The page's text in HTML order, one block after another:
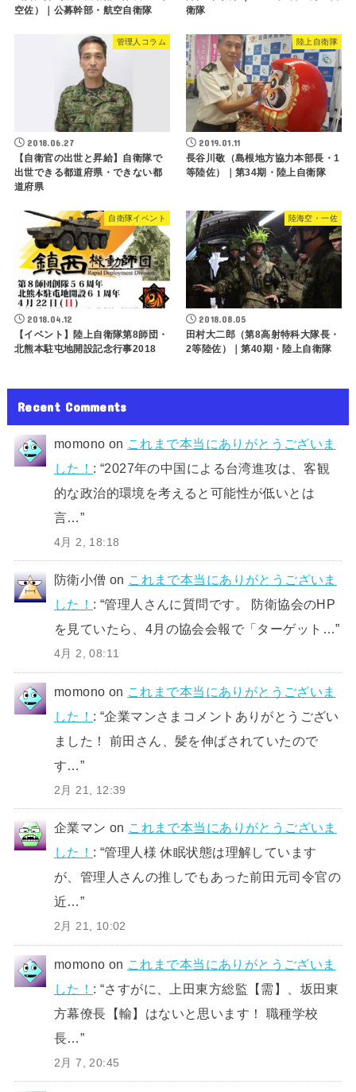
空佐）｜公募幹部・航空自衛隊
衛隊
管理人コラム
2018.06.27
【自衛官の出世と昇給】自衛隊で
出世できる都道府県・できない都
道府県
陸上自衛隊
2019.01.11
長谷川敬（島根地方協力本部長・1
等陸佐）｜第34期・陸上自衛隊
自衛隊イベント
2018.04.12
【イベント】陸上自衛隊第8師団・
北熊本駐屯地開設記念行事2018
陸海空・一佐
2018.08.05
田村大二郎（第8高射特科大隊長・
2等陸佐）｜第40期・陸上自衛隊
Recent Comments
momono on これまで本当にありがとうございま
した！ : “2027年の中国による台湾進攻は、客観
的な政治的環境を考えると可能性が低いとは
言…”
4月 2, 18:18
防衛小僧 on これまで本当にありがとうございま
した！ : “管理人さんに質問です。 防衛協会のHP
を見ていたら、4月の協会会報で「ターゲット…”
4月 2, 08:11
momono on これまで本当にありがとうございま
した！ : “企業マンさまコメントありがとうござい
ました！ 前田さん、髪を伸ばされていたので
す…”
2月 21, 12:39
企業マン on これまで本当にありがとうございま
した！ : “管理人様 休眠状態は理解しています
が、管理人さんの推しでもあった前田元司令官の
近…”
2月 21, 10:02
momono on これまで本当にありがとうございま
した！ : “さすがに、上田東方総監【需】、坂田東
方幕僚長【輸】はないと思います！ 職種学校
長…”
2月 7, 20:45